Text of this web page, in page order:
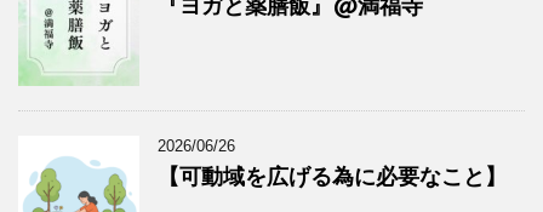
2026/06/26
【可動域を広げる為に必要なこと】